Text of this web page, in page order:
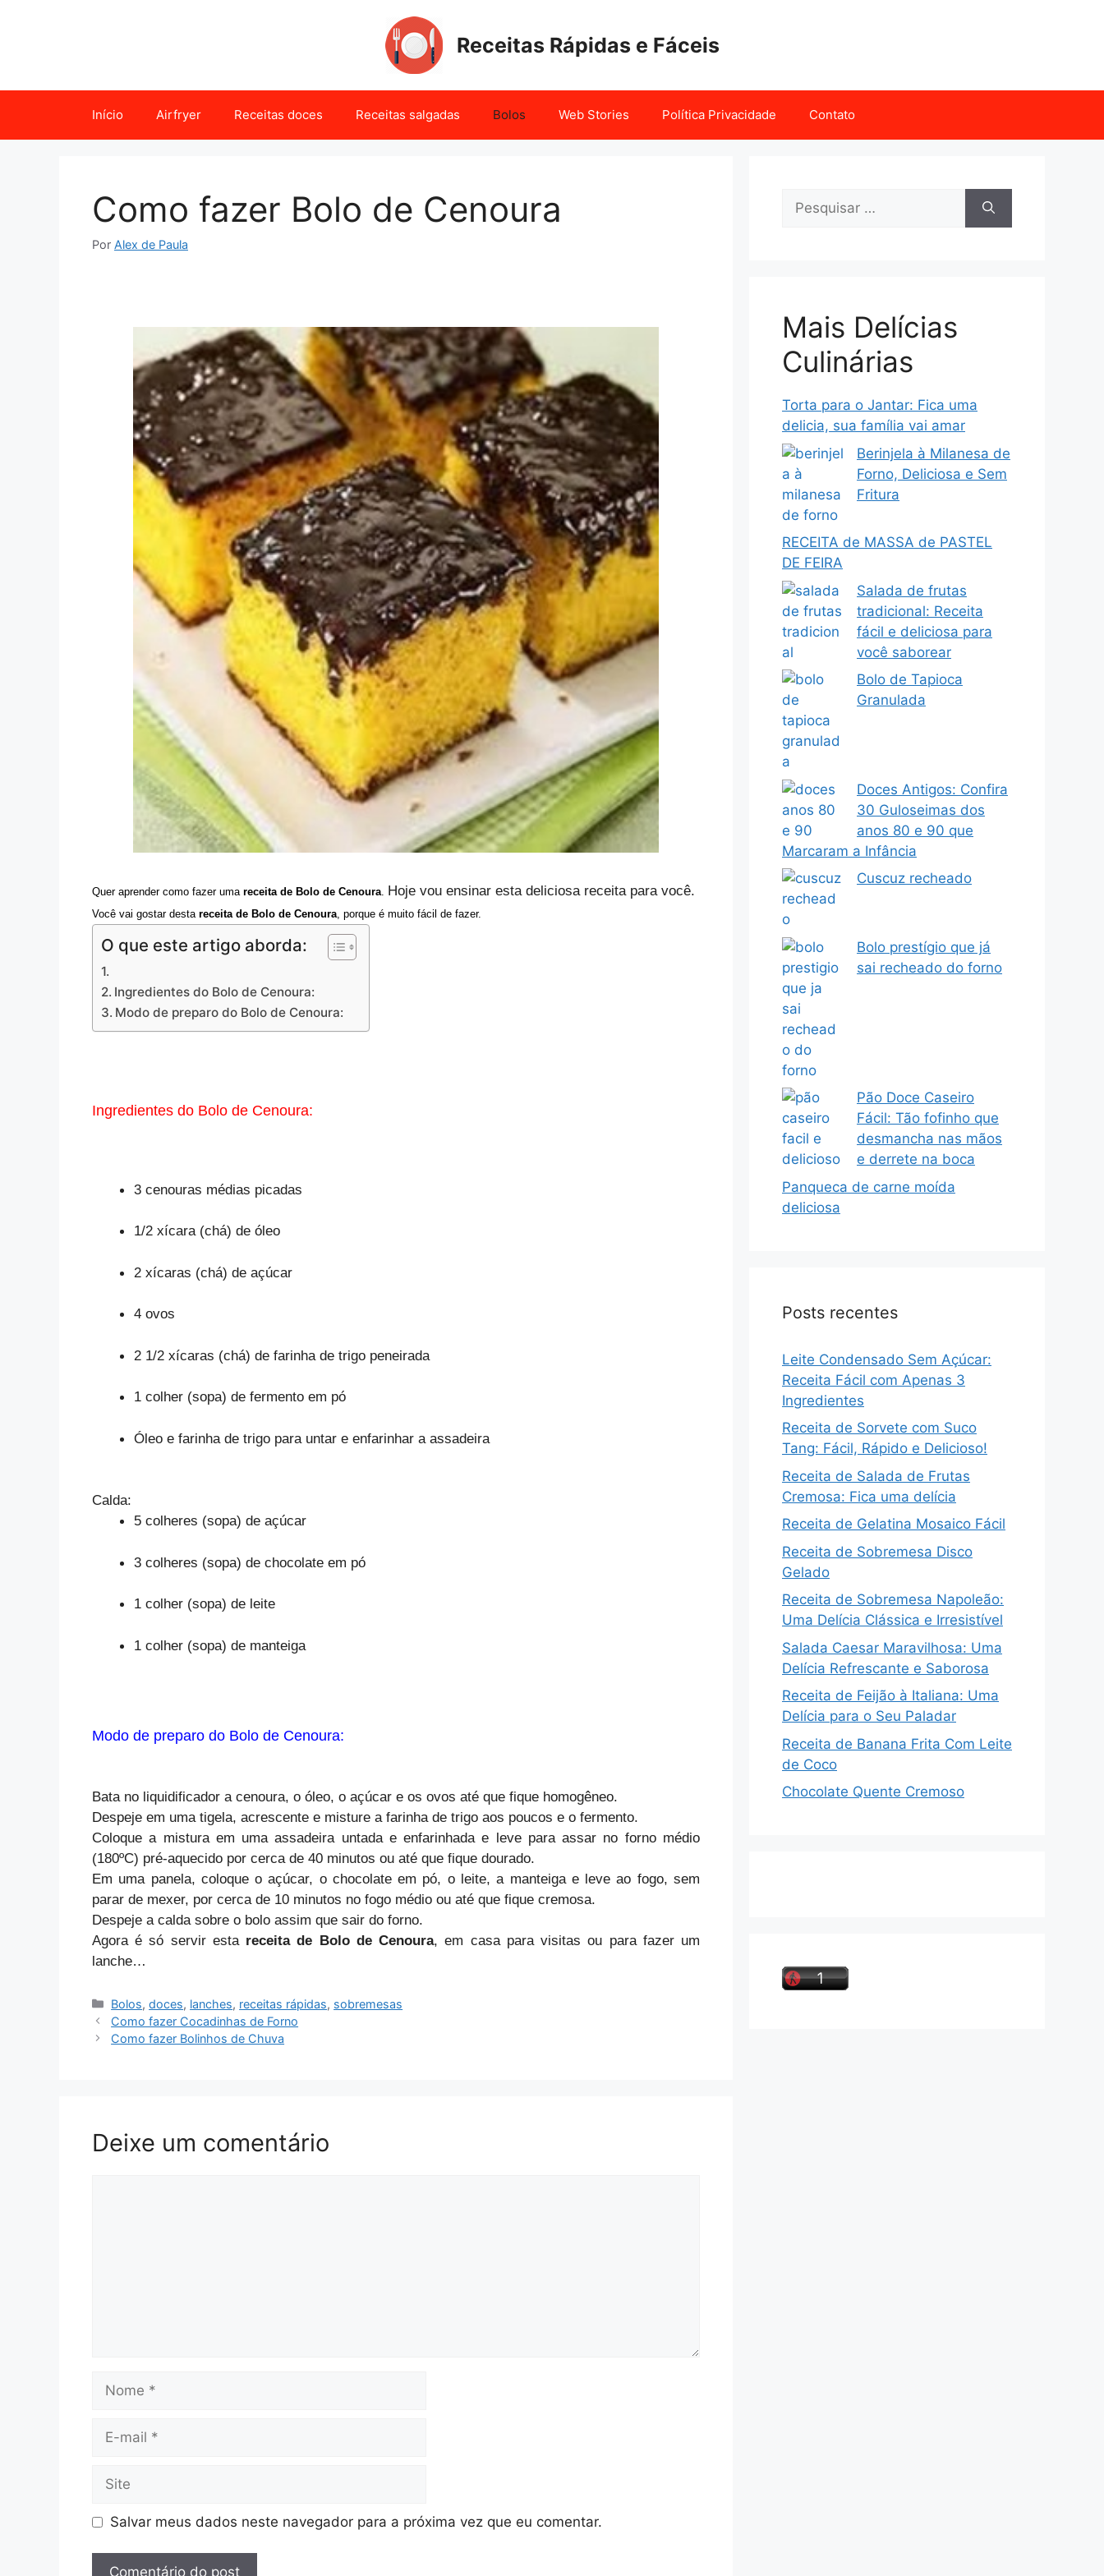
Receitas Rápidas e Fáceis
Início Airfryer Receitas doces Receitas salgadas Bolos Web Stories Política Privacidade Contato
Como fazer Bolo de Cenoura
Por Alex de Paula
Quer aprender como fazer uma receita de Bolo de Cenoura Hoje vou ensinar esta deliciosa receita para você.
Você vai gostar desta receita de Bolo de Cenoura , porque é muito fácil de fazer.
O que este artigo aborda:
Ingredientes do Bolo de Cenoura:
Modo de preparo do Bolo de Cenoura:
Ingredientes do Bolo de Cenoura:
3 cenouras médias picadas
1/2 xícara (chá) de óleo
2 xícaras (chá) de açúcar
4 ovos
2 1/2 xícaras (chá) de farinha de trigo peneirada
1 colher (sopa) de fermento em pó
Óleo e farinha de trigo para untar e enfarinhar a assadeira
Calda:
5 colheres (sopa) de açúcar
3 colheres (sopa) de chocolate em pó
1 colher (sopa) de leite
1 colher (sopa) de manteiga
Modo de preparo do Bolo de Cenoura:
Bata no liquidificador a cenoura, o óleo, o açúcar e os ovos até que fique homogêneo.
Despeje em uma tigela, acrescente e misture a farinha de trigo aos poucos e o fermento.
Coloque a mistura em uma assadeira untada e enfarinhada e leve para assar no forno médio
(180ºC) pré-aquecido por cerca de 40 minutos ou até que fique dourado.
Em uma panela, coloque o açúcar, o chocolate em pó, o leite, a manteiga e leve ao fogo, sem
parar de mexer, por cerca de 10 minutos no fogo médio ou até que fique cremosa.
Despeje a calda sobre o bolo assim que sair do forno.
Agora é só servir esta receita de Bolo de Cenoura, em casa para visitas ou para fazer um
lanche…
Categorias
Bolos,doces, lanches, receitas rápidas, sobremesas
Como fazer Cocadinhas de Forno
Como fazer Bolinhos de Chuva
Deixe um comentário
mail
Salvar meus dados neste navegador para a próxima vez que eu comentar.
Pesquisar
Mais Delícias
Culinárias
Torta para o Jantar: Fica uma
delicia, sua família vai amar
Berinjela à Milanesa de
Forno, Deliciosa e Sem
Fritura
RECEITA de MASSA de PASTEL
DE FEIRA
Salada de frutas
tradicional: Receita
fácil e deliciosa para
você saborear
Bolo de Tapioca
Granulada
Doces Antigos: Confira
30 Guloseimas dos
anos 80 e 90 que
Marcaram a Infância
Cuscuz recheado
Bolo prestígio que já
sai recheado do forno
Pão Doce Caseiro
Fácil: Tão fofinho que
desmancha nas mãos
e derrete na boca
Panqueca de carne moída
deliciosa
Posts recentes
Leite Condensado Sem Açúcar:
Receita Fácil com Apenas 3
Ingredientes
Receita de Sorvete com Suco
Tang: Fácil, Rápido e Delicioso!
Receita de Salada de Frutas
Cremosa: Fica uma delícia
Receita de Gelatina Mosaico Fácil
Receita de Sobremesa Disco
Gelado
Receita de Sobremesa Napoleão:
Uma Delícia Clássica e Irresistível
Salada Caesar Maravilhosa: Uma
Delícia Refrescante e Saborosa
Receita de Feijão à Italiana: Uma
Delícia para o Seu Paladar
Receita de Banana Frita Com Leite
de Coco
Chocolate Quente Cremoso